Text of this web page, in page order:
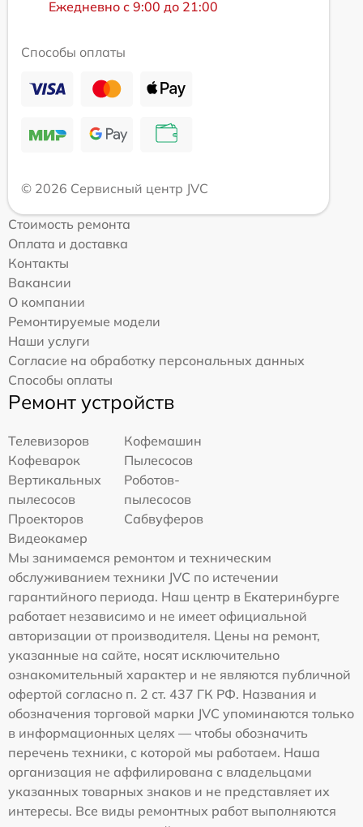
Ежедневно с 9:00 до 21:00
Способы оплаты
© 2026 Сервисный центр JVC
Стоимость ремонта
Оплата и доставка
Контакты
Вакансии
О компании
Ремонтируемые модели
Наши услуги
Согласие на обработку персональных данных
Способы оплаты
Ремонт устройств
Телевизоров
Кофемашин
Кофеварок
Пылесосов
Вертикальных
пылесосов
Роботов-
пылесосов
Проекторов
Сабвуферов
Видеокамер
Мы занимаемся ремонтом и техническим
обслуживанием техники JVC по истечении
гарантийного периода. Наш центр в Екатеринбурге
работает независимо и не имеет официальной
авторизации от производителя. Цены на ремонт,
указанные на сайте, носят исключительно
ознакомительный характер и не являются публичной
офертой согласно п. 2 ст. 437 ГК РФ. Названия и
обозначения торговой марки JVC упоминаются только
в информационных целях — чтобы обозначить
перечень техники, с которой мы работаем. Наша
организация не аффилирована с владельцами
указанных товарных знаков и не представляет их
интересы. Все виды ремонтных работ выполняются